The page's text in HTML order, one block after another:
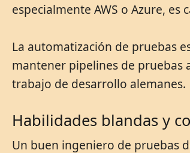
especialmente AWS o Azure,
La automatización de pruebas
mantener pipelines de pruebas
trabajo de desarrollo alemanes.
Habilidades blandas y
Un buen ingeniero de pruebas